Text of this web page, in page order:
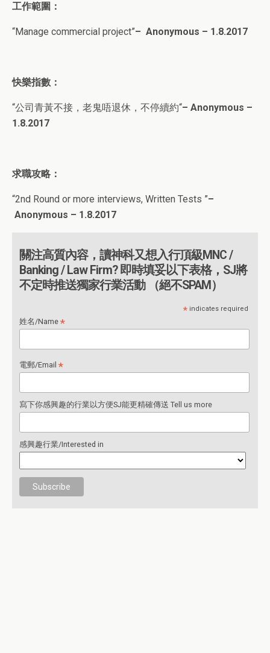
工作範圍：
“Manage commercial project”– Anonymous – 1.8.2017
快樂指數：
“公司青黃不接，老鬼唔退休，不停續約“– Anonymous –
1.8.2017
求職攻略：
“2nd Round or more interviews, Written Tests ”–
Anonymous – 1.8.2017
關注高質內容，讀神科又想入行頂級MNC /
Banking / Law Firm? 即時填妥以下表格，SJ將
不定時推送獨家行業活動 （絕不SPAM）
* indicates required
姓名/Name*
電郵/Email*
寫下你感興趣的行業以方便SJ能更精確傳送 Tell us more
感興趣行業/Interested in